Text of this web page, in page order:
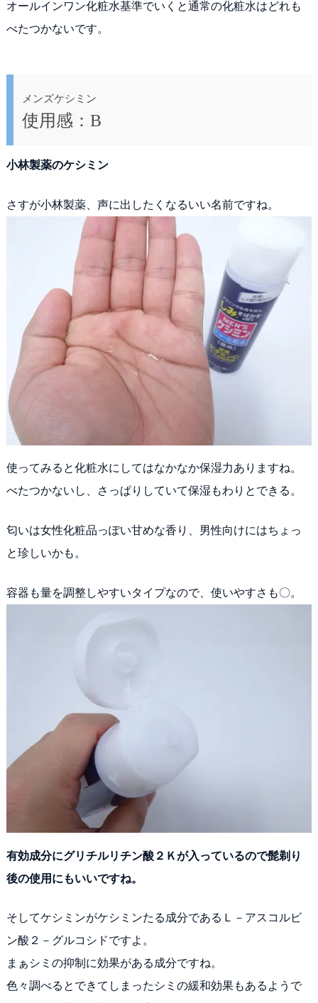
オールインワン化粧水基準でいくと通常の化粧水はどれも
べたつかないです。
メンズケシミン
使用感：B
小林製薬のケシミン
さすが小林製薬、声に出したくなるいい名前ですね。
使ってみると化粧水にしてはなかなか保湿力ありますね。
べたつかないし、さっぱりしていて保湿もわりとできる。
匂いは女性化粧品っぽい甘めな香り、男性向けにはちょっ
と珍しいかも。
容器も量を調整しやすいタイプなので、使いやすさも〇。
有効成分にグリチルリチン酸２Ｋが入っているので髭剃り
後の使用にもいいですね。
そしてケシミンがケシミンたる成分であるＬ－アスコルビ
ン酸２－グルコシドですよ。
まぁシミの抑制に効果がある成分ですね。
色々調べるとできてしまったシミの緩和効果もあるようで